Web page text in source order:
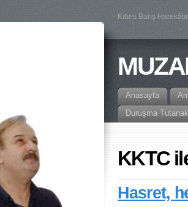
Kıbrıs Barış
Anasayfa
Duruşma
KKTC
Hasret,